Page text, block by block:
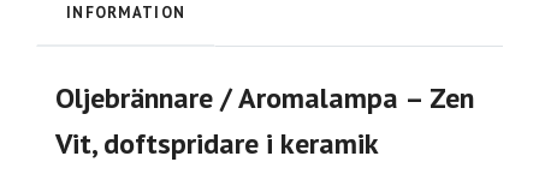
INFORMATION
Oljebrännare / Aromalampa – Zen
Vit, doftspridare i keramik